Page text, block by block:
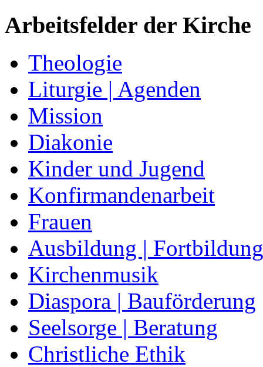
Arbeitsfelder der Kirche
Theologie
Liturgie | Agenden
Mission
Diakonie
Kinder und Jugend
Konfirmandenarbeit
Frauen
Ausbildung | Fortbildung
Kirchenmusik
Diaspora | Bauförderung
Seelsorge | Beratung
Christliche Ethik